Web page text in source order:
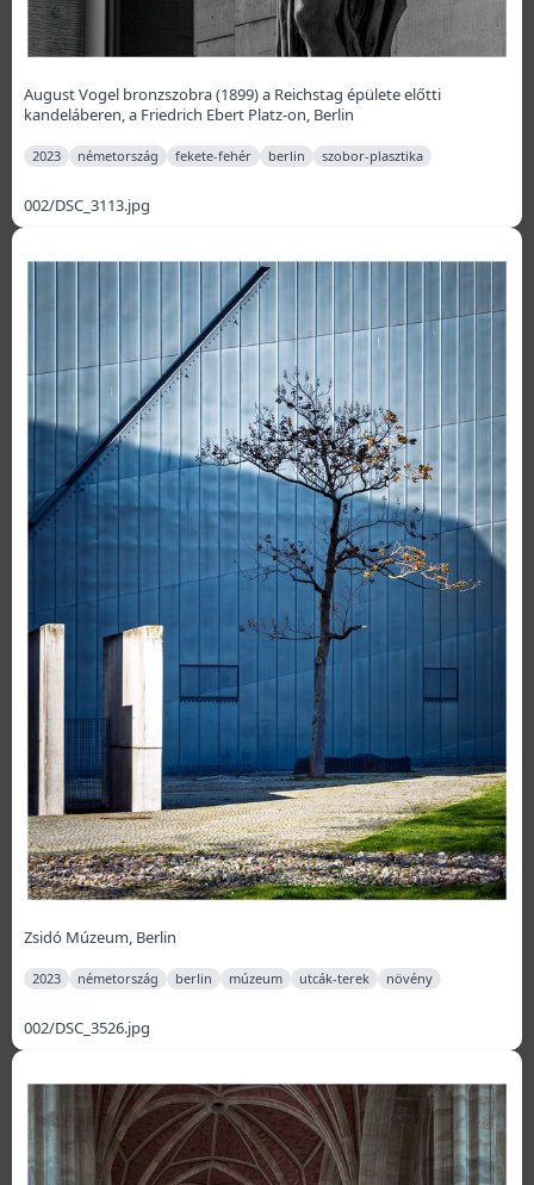
August Vogel bronzszobra (1899) a Reichstag épülete előtti
kandeláberen, a Friedrich Ebert Platz-on, Berlin
2023 németország fekete-fehér berlin szobor-plasztika
002/DSC_3113.jpg
Zsidó Múzeum, Berlin
2023 németország berlin múzeum utcák-terek növény
002/DSC_3526.jpg